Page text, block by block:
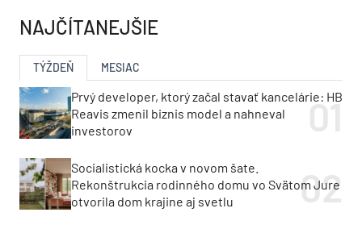
NAJČÍTANEJŠIE
TÝŽDEŇ MESIAC
Prvý developer, ktorý začal stavať kancelárie: HB
Reavis zmenil biznis model a nahneval
investorov
Socialistická kocka v novom šate.
Rekonštrukcia rodinného domu vo Svätom Jure
otvorila dom krajine aj svetlu